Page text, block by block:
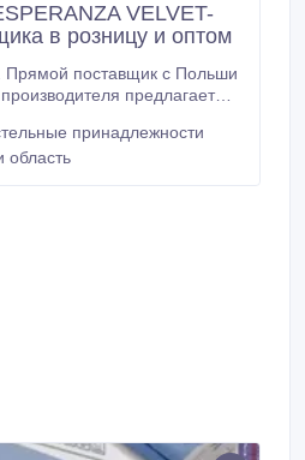
VELVET-
в розницу и оптом
поставщик с Польши
предлагает
цвета: белый,
(голубая). Цена - 800
принадлежности
область